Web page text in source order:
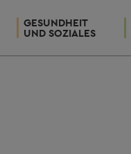
GESUNDHEIT
UND SOZIALES